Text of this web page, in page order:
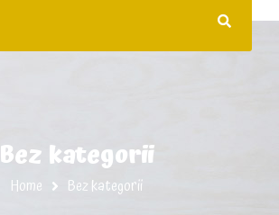
Bez kategorii
Home Bez kategorii